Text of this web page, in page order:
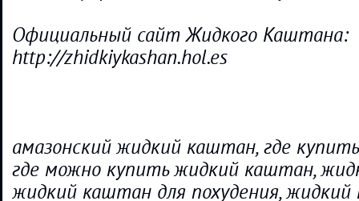
Официальный сайт Жидкого Каштана:
http://zhidkiykashan.hol.es
амазонский жидкий каштан, где
где можно купить жидкий каштан,
жидкий каштан для похудения,